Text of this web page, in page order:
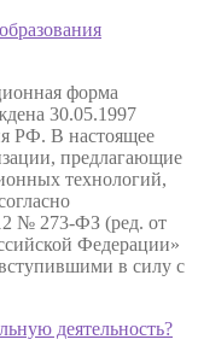
форма
30.05.1997
РФ. В настоящее
предлагающие
технологий,
№ 273-ФЗ (ред. от
Федерации»
в силу с
деятельность?